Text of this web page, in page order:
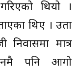
थियो ।
थिए । उता
निवासमा मात्र
पनि आगो